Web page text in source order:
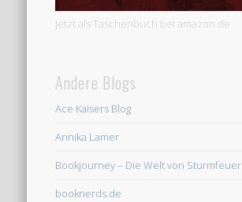
Jetzt als Taschenbuch bei amazon.de
Andere Blogs
Ace Kaisers Blog
Annika Lamer
Bookjourney – Die Welt von Sturmfeuer
booknerds.de